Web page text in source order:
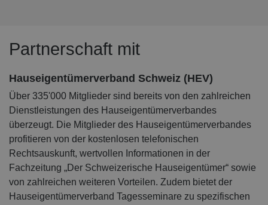
Partnerschaft mit
Hauseigentümerverband Schweiz (HEV)
Über 335'000 Mitglieder sind bereits von den zahlreichen
Dienstleistungen des Hauseigentümerverbandes
überzeugt. Die Mitglieder des Hauseigentümerverbandes
profitieren von der kostenlosen telefonischen
Rechtsauskunft, wertvollen Informationen in der
Fachzeitung „Der Schweizerische Hauseigentümer“ sowie
von zahlreichen weiteren Vorteilen. Zudem bietet der
Hauseigentümerverband Tagesseminare zu spezifischen